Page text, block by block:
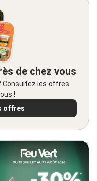
de chez vous
Consultez les offres
!
offres